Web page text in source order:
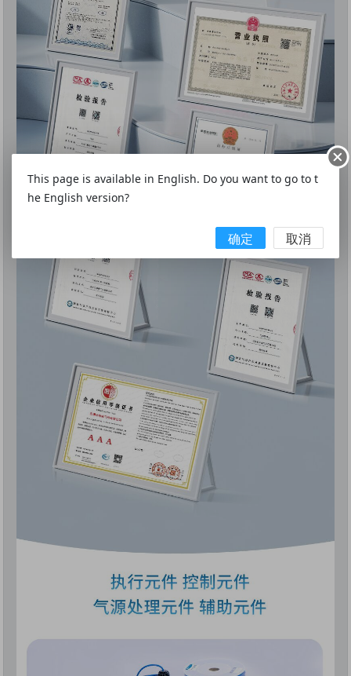
This page is available in English. Do you want to go to t
he English version?
确定 取消